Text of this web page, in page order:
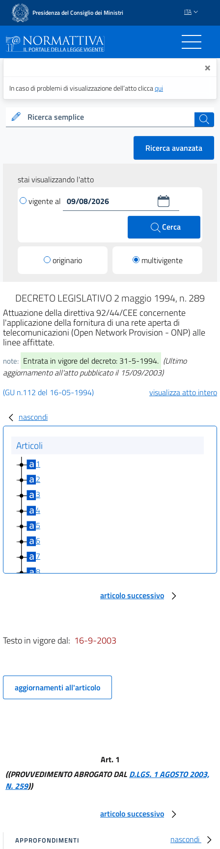
Presidenza del Consiglio dei Ministri ITA
Normattiva - Il portale ×
In caso di problemi di visualizzazione dell’atto cliccaqui
Ricerca semplice cerca
Ricerca avanzata
stai visualizzando l'atto
vigente al
Cerca
originario multivigente
DECRETO LEGISLATIVO 2 maggio 1994, n. 289
Attuazione della direttiva 92/44/CEE concernente
l'applicazione della fornitura di una rete aperta di
telecomunicazioni (Open Network Provision - ONP) alle
linee affittate.
note: Entrata in vigore del decreto: 31-5-1994. (Ultimo
aggiornamento all'atto pubblicato il 15/09/2003)
(GU n.112 del 16-05-1994)
visualizza atto intero
nascondi
Articoli
1
2
3
4
5
6
7
8
Allegato 1
Allegato 2
Allegato 2
articolo successivo
Testo in vigore dal: 16-9-2003
aggiornamenti all'articolo
Art. 1
((PROVVEDIMENTO ABROGATO DAL D.LGS. 1 AGOSTO 2003,
N. 259))
articolo successivo
nascondi
APPROFONDIMENTI